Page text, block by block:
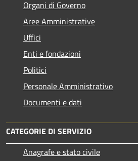
Organi di Governo
Aree Amministrative
Uffici
Enti e fondazioni
Politici
Personale Amministrativo
Documenti e dati
CATEGORIE DI SERVIZIO
Anagrafe e stato civile